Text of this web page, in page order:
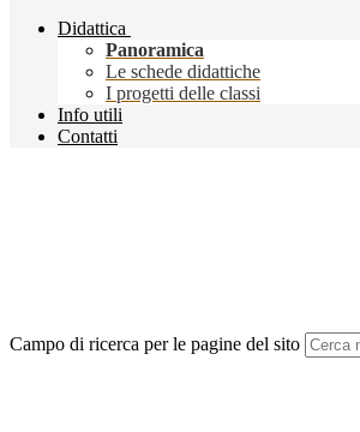
Didattica
Panoramica
Le schede didattiche
I progetti delle classi
Info utili
Contatti
Campo di ricerca per le pagine del sito